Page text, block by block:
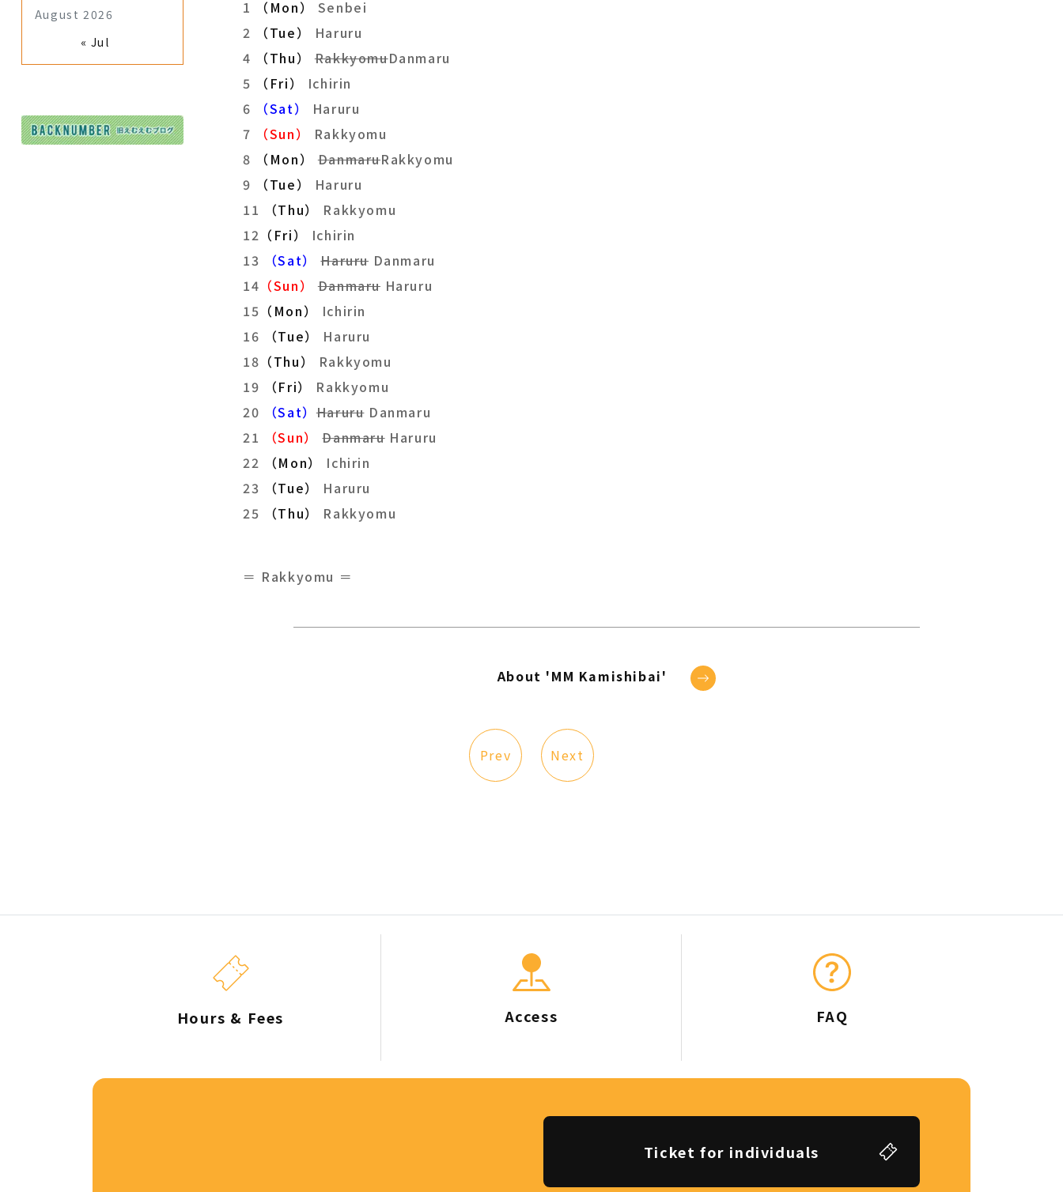
1 （Mon） Senbei
2
（Tue）
Haruru
4
（Thu）RakkyomuDanmaru
5
（Fri）
Ichirin
6
（Sat）
Haruru
7
（Sun） Rakkyomu
8
（Mon）DanmaruRakkyomu
9
（Tue） Haruru
11 （Thu） Rakkyomu
12 （Fri） Ichirin
13 （Sat）Haruru Danmaru
14 （Sun）Danmaru Haruru
15 （Mon） Ichirin
16 （Tue） Haruru
18 （Thu） Rakkyomu
19 （Fri） Rakkyomu
20 （Sat）HaruruDanmaru
21
（Sun）DanmaruHaruru
22
（Mon） Ichirin
23
（Tue） Haruru
25
（Thu） Rakkyomu
＝ Rakkyomu ＝
About 'MM Kamishibai'
Prev Next
August 2026
« Jul
Hours & Fees Access FAQ
Ticket for individuals